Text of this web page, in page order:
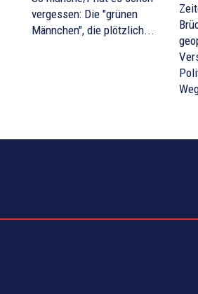
vergessen: Die "grünen
Männchen", die plötzlich...